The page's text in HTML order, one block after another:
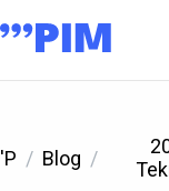
'P Blog